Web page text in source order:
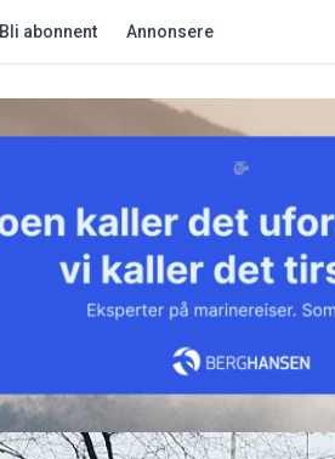
Bli abonnent Annonsere